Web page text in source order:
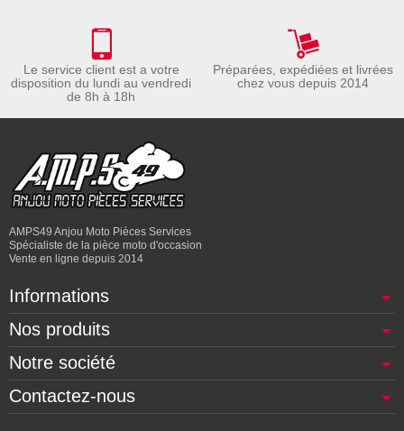
Le service client est a votre
disposition du lundi au vendredi
de 8h à 18h
Préparées, expédiées et livrées
chez vous depuis 2014
AMPS49 Anjou Moto Pièces Services
Spécialiste de la pièce moto d'occasion
Vente en ligne depuis 2014
Informations
Nos produits
Notre société
Contactez-nous